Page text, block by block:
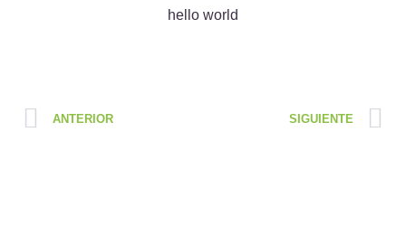
hello world
ANTERIOR SIGUIENTE